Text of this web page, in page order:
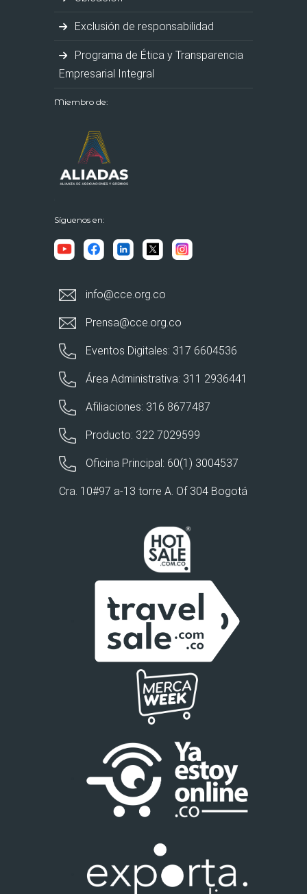
Exclusión de responsabilidad
Programa de Ética y Transparencia
Empresarial Integral
Miembro de:
Síguenos en:
info@cce.org.co
Prensa@cce.org.co
Eventos Digitales: 317 6604536
Área Administrativa: 311 2936441
Afiliaciones: 316 8677487
Producto: 322 7029599
Oficina Principal: 60(1) 3004537
Cra. 10#97 a-13 torre A. Of 304 Bogotá